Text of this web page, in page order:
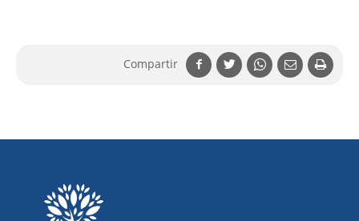
Compartir